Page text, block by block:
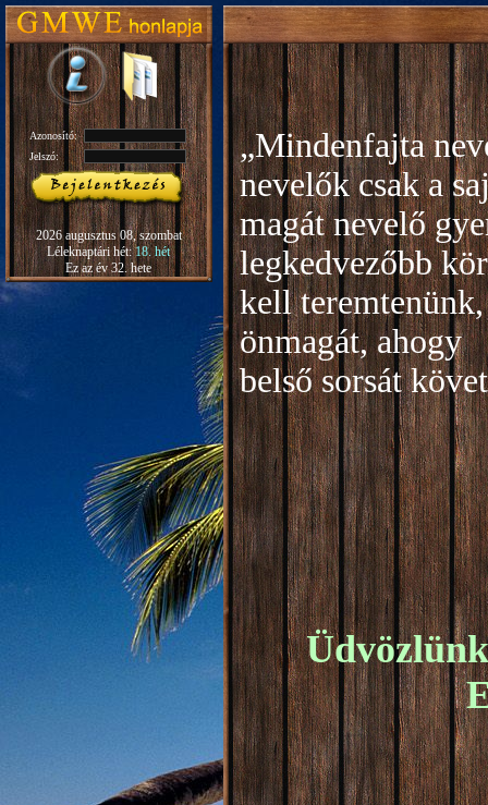
Azonosító:
Jelszó:
2026 augusztus 08, szombat
Léleknaptári hét:18. hét
Ez az év 32. hete
„Mindenfajta
nevelők csak a
magát nevelő
legkedvezőbb
kell
önmagát, ahogy
belső sorsát